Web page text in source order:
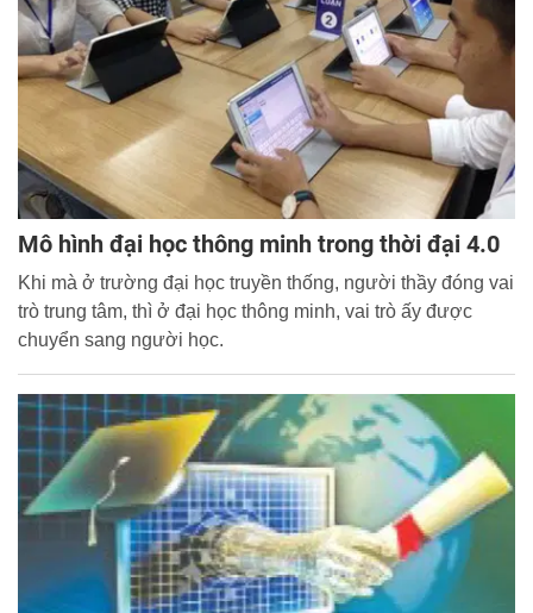
Mô hình đại học thông minh trong thời đại 4.0
Khi mà ở trường đại học truyền thống, người thầy đóng vai
trò trung tâm, thì ở đại học thông minh, vai trò ấy được
chuyển sang người học.